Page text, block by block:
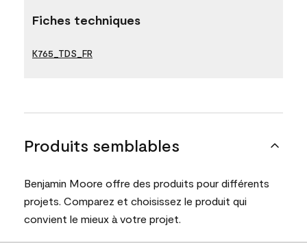
Fiches techniques
K765_TDS_FR
Produits semblables
Benjamin Moore offre des produits pour différents
projets. Comparez et choisissez le produit qui
convient le mieux à votre projet.